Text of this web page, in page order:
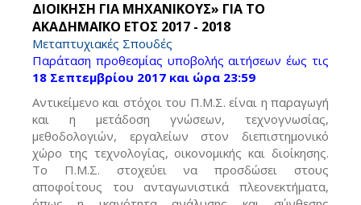
ΔΙΟΙΚΗΣΗ ΓΙΑ ΜΗΧΑΝΙΚΟΥΣ» ΓΙΑ ΤΟ
ΑΚΑΔΗΜΑΪΚΟ ΕΤΟΣ 2017 - 2018
Μεταπτυχιακές Σπουδές
Παράταση προθεσμίας υποβολής αιτήσεων έως τις
18 Σεπτεμβρίου 2017 και ώρα 23:59
Αντικείμενο και στόχοι του Π.Μ.Σ. είναι η παραγωγή
και η μετάδοση γνώσεων, τεχνογνωσίας,
μεθοδολογιών, εργαλείων στον διεπιστημονικό
χώρο της τεχνολογίας, οικονομικής και διοίκησης.
Το Π.Μ.Σ. στοχεύει να προσδώσει στους
αποφοίτους του ανταγωνιστικά πλεονεκτήματα,